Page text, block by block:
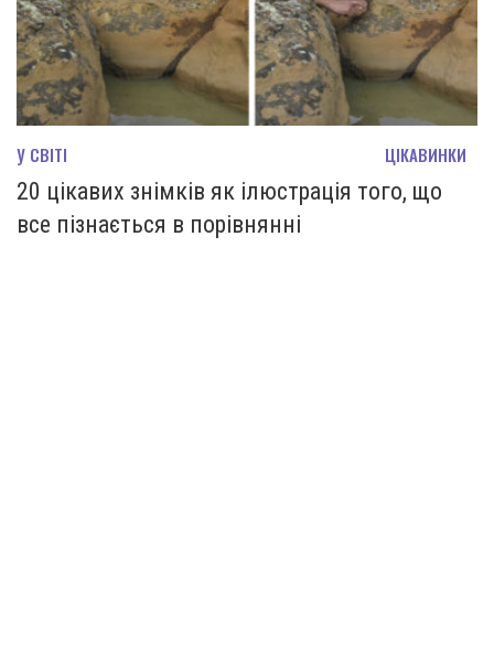
У СВІТІ ЦІКАВИНКИ
20 цікавих знімків як ілюстрація того, що
все пізнається в порівнянні